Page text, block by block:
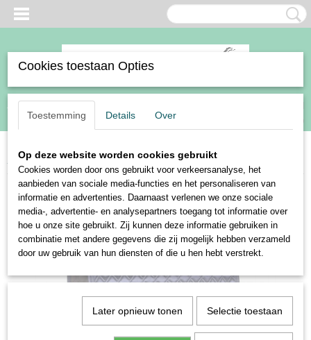
Inloggen Registreren
(0)
Home>Paard>Zadeldekjes> Harry's Horse zadeldek Turanga
Cookies toestaan Opties
Toestemming Details Over
Op deze website worden cookies gebruikt
Cookies worden door ons gebruikt voor verkeersanalyse, het
aanbieden van sociale media-functies en het personaliseren van
informatie en advertenties. Daarnaast verlenen we onze sociale
media-, advertentie- en analysepartners toegang tot informatie over
hoe u onze site gebruikt. Zij kunnen deze informatie gebruiken in
combinatie met andere gegevens die zij mogelijk hebben verzameld
door uw gebruik van hun diensten of die u hen hebt verstrekt.
Later opnieuw tonen Selectie toestaan